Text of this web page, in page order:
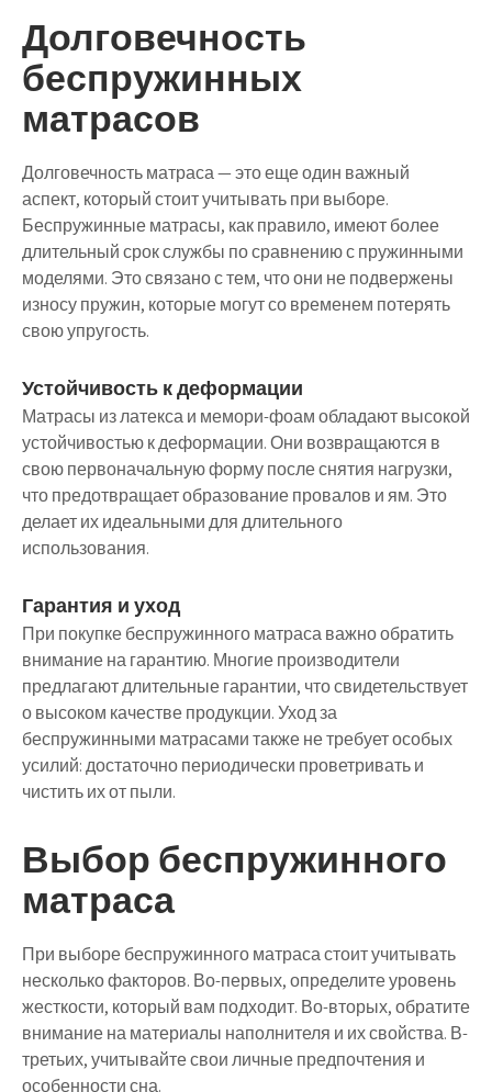
Долговечность
беспружинных
матрасов
Долговечность матраса — это еще один важный
аспект, который стоит учитывать при выборе.
Беспружинные матрасы, как правило, имеют более
длительный срок службы по сравнению с пружинными
моделями. Это связано с тем, что они не подвержены
износу пружин, которые могут со временем потерять
свою упругость.
Устойчивость к деформации
Матрасы из латекса и мемори-фоам обладают высокой
устойчивостью к деформации. Они возвращаются в
свою первоначальную форму после снятия нагрузки,
что предотвращает образование провалов и ям. Это
делает их идеальными для длительного
использования.
Гарантия и уход
При покупке беспружинного матраса важно обратить
внимание на гарантию. Многие производители
предлагают длительные гарантии, что свидетельствует
о высоком качестве продукции. Уход за
беспружинными матрасами также не требует особых
усилий: достаточно периодически проветривать и
чистить их от пыли.
Выбор беспружинного
матраса
При выборе беспружинного матраса стоит учитывать
несколько факторов. Во-первых, определите уровень
жесткости, который вам подходит. Во-вторых, обратите
внимание на материалы наполнителя и их свойства. В-
третьих, учитывайте свои личные предпочтения и
особенности сна.